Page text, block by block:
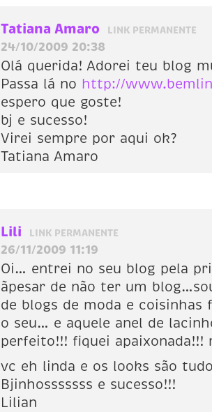
Tatiana Amaro LINK PERMANENTE
24/10/2009 20:38
Olá querida! Adorei teu blog
Passa lá no http://
espero que goste!
bj e sucesso!
Virei sempre por aqui ok?
Tatiana Amaro
Lili LINK PERMANENTE
26/11/2009 11:19
Oi… entrei no seu blog pela
ãpesar de não ter um
de blogs de moda e coisinhas
o seu… e aquele anel de
perfeito!!! fiquei apaixonada!!!
vc eh linda e os looks são
Bjinhosssssss e sucesso!!!
Lilian